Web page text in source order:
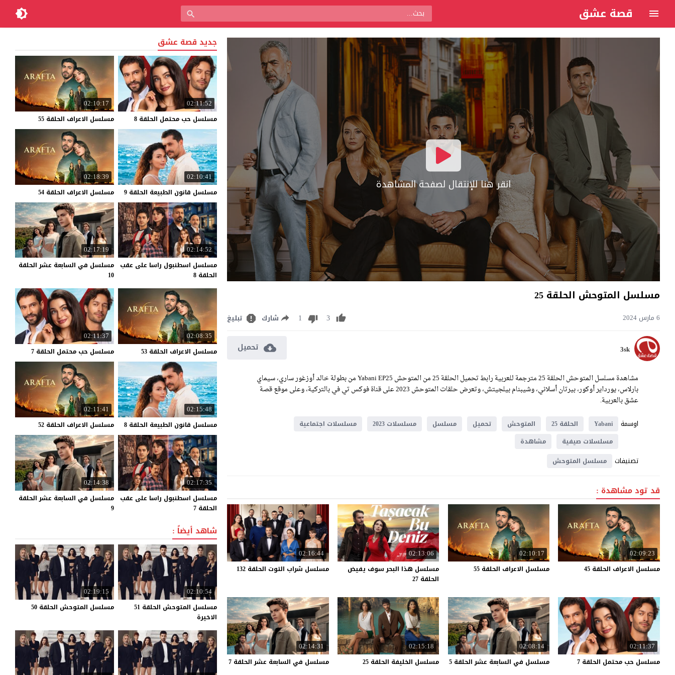
قصة عشق
انقر هنا للإنتقال لصفحة المشاهدة
مسلسل المتوحش الحلقة 25
6 مارس 2024 3
1 شارك تبليغ
3sk تحميل
مشاهدة مسلسل المتوحش الحلقة 25 مترجمة للعربية رابط تحميل الحلقة 25 من المتوحش Yabani EP25 من بطولة خالد أوزغور ساري، سيماي
بارلاس، يورداير أوكور، بيرتان أسلاني، وشيبنام بيلجيتش، وتعرض حلقات المتوحش 2023 على قناة فوكس تي في بالتركية، وعلى موقع قصة
عشق بالعربية.
اوسمة
Yabani الحلقة 25 المتوحش تحميل مسلسل مسلسلات 2023
مسلسلات اجتماعية
مسلسلات صيفية
مشاهدة
تصنيفات مسلسل المتوحش
قد تود مشاهدة :
02:09:23
مسلسل الاعراف الحلقة 45
02:10:17
مسلسل الاعراف الحلقة 55
02:13:06
مسلسل هذا البحر سوف يفيض
الحلقة 27
02:16:44
مسلسل شراب التوت الحلقة 132
02:11:37
مسلسل حب محتمل الحلقة 7
02:08:14
مسلسل في السابعة عشر الحلقة 5
02:15:18
مسلسل الخليفة الحلقة 25
02:14:31
مسلسل في السابعة عشر الحلقة 7
جديد قصة عشق
02:11:52
مسلسل حب محتمل الحلقة 8
02:10:17
مسلسل الاعراف الحلقة 55
02:10:41
مسلسل قانون الطبيعة الحلقة 9
02:18:39
مسلسل الاعراف الحلقة 54
02:14:52
مسلسل اسطنبول راسا على عقب
الحلقة 8
02:17:19
مسلسل في السابعة عشر الحلقة
10
02:08:35
مسلسل الاعراف الحلقة 53
02:11:37
مسلسل حب محتمل الحلقة 7
02:15:48
مسلسل قانون الطبيعة الحلقة 8
02:11:41
مسلسل الاعراف الحلقة 52
02:17:35
مسلسل اسطنبول راسا على عقب
الحلقة 7
02:14:38
مسلسل في السابعة عشر الحلقة
9
شاهد أيضاً :
02:10:54
مسلسل المتوحش الحلقة 51
الاخيرة
02:19:15
مسلسل المتوحش الحلقة 50